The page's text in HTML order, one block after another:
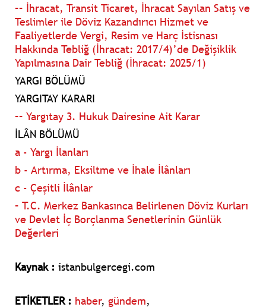
–– İhracat, Transit Ticaret, İhracat Sayılan Satış ve
Teslimler ile Döviz Kazandırıcı Hizmet ve
Faaliyetlerde Vergi, Resim ve Harç İstisnası
Hakkında Tebliğ (İhracat: 2017/4)’de Değişiklik
Yapılmasına Dair Tebliğ (İhracat: 2025/1)
YARGI BÖLÜMÜ
YARGITAY KARARI
–– Yargıtay 3. Hukuk Dairesine Ait Karar
İLÂN BÖLÜMÜ
a - Yargı İlanları
b - Artırma, Eksiltme ve İhale İlânları
c - Çeşitli İlânlar
– T.C. Merkez Bankasınca Belirlenen Döviz Kurları
ve Devlet İç Borçlanma Senetlerinin Günlük
Değerleri
Kaynak : istanbulgercegi.com
ETİKETLER : haber, gündem,